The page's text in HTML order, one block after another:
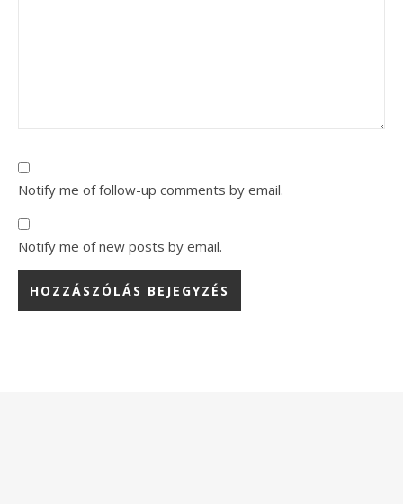
Notify me of follow-up comments by email.
Notify me of new posts by email.